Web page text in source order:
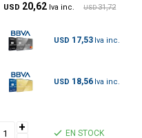
USD 20,62 USD 31,72
USD 17,53
USD 18,56
+
EN STOCK